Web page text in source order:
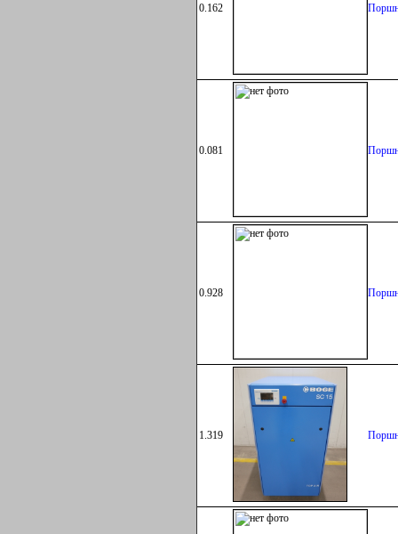
0.162
0.081
0.928
1.319